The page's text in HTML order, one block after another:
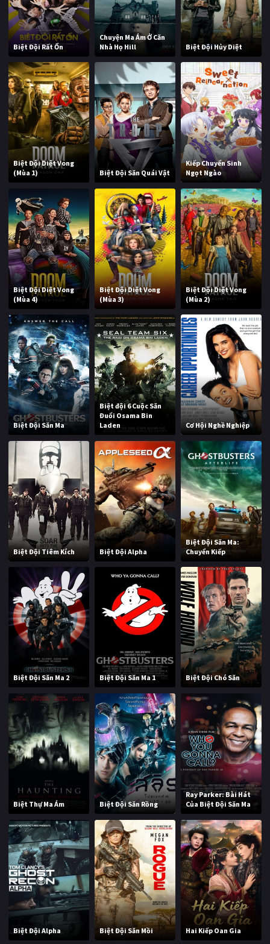
Biệt Đội Rất Ổn
Chuyện Ma Ám Ở Căn
Nhà Họ Hill
Biệt Đội Hủy Diệt
Biệt Đội Diệt Vong
(Mùa 1)
Biệt Đội Săn Quái Vật
Kiếp Chuyển Sinh
Ngọt Ngào
Biệt Đội Diệt Vong
(Mùa 4)
Biệt Đội Diệt Vong
(Mùa 3)
Biệt Đội Diệt Vong
(Mùa 2)
Biệt Đội Săn Ma
Biệt đội 6 Cuộc Săn
Đuổi Osama Bin
Laden
Cơ Hội Nghề Nghiệp
Biệt Đội Tiêm Kích Biệt Đội Alpha
Biệt Đội Săn Ma:
Chuyển Kiếp
Biệt Đội Săn Ma 2 Biệt Đội Săn Ma 1 Biệt Đội Chó Săn
Biệt Thự Ma Ám Biệt Đội Săn Rồng
Ray Parker: Bài Hát
Của Biệt Đội Săn Ma
Biệt Đội Alpha Biệt Đội Săn Mồi Hai Kiếp Oan Gia